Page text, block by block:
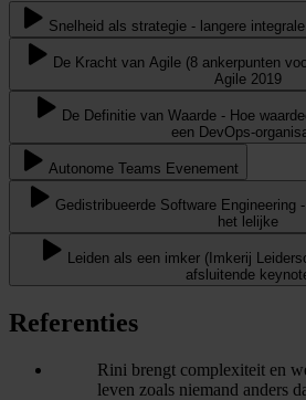
Snelheid als strategie - langere
De Kracht van Agile (8 ankerpunten
Agile 2019
De Definitie van Waarde - Hoe
een DevOps-
Autonome Teams Evenement
Gedistribueerde Software Engineering
het lelijke
Leiden als een imker (Imkerij
afsluitende
Referenties
Rini brengt complexiteit en
leven zoals niemand anders